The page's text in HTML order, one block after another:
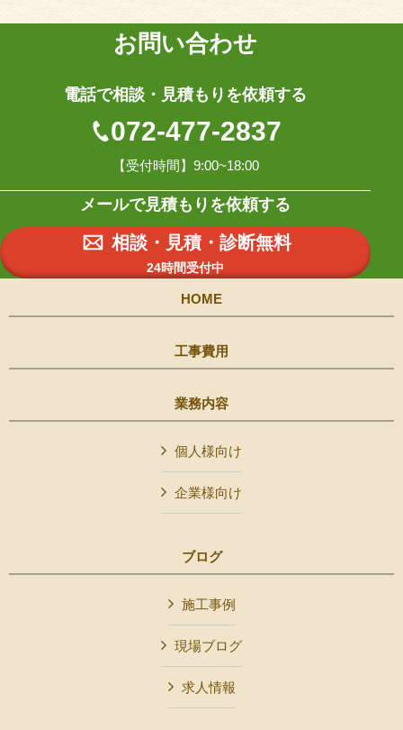
お問い合わせ
電話で相談・見積もりを依頼する
072-477-2837
【受付時間】9:00~18:00
メールで見積もりを依頼する
相談・見積・診断無料
24時間受付中
HOME
工事費用
業務内容
個人様向け
企業様向け
ブログ
施工事例
現場ブログ
求人情報